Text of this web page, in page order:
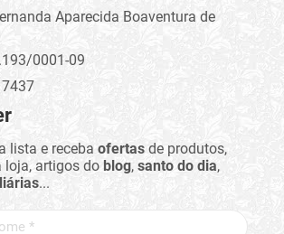
Aparecida Boaventura de
0001-09
lista e receba ofertas de produtos,
loja, artigos do blog, santo do dia,
...